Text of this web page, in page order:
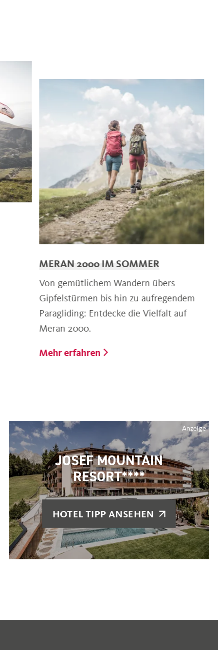
2000 IM SOMMER
gemütlichem Wandern übers
bis hin zu aufregendem
Entdecke die Vielfalt auf
2000.
erfahren
Anzeige
JOSEF MOUNTAIN
RESORT****
HOTEL TIPP ANSEHEN